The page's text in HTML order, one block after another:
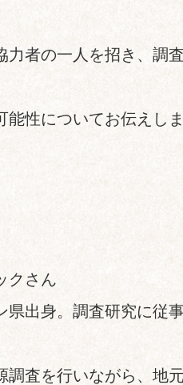
力者の一人を招き、調
能性についてお伝えし
クさん
県出身。調査研究に従
調査を行いながら、地